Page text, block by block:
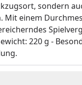
sondern
Mit einem
220 g -